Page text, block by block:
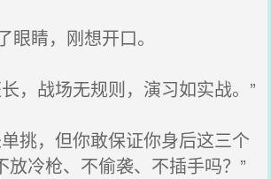
睛，刚想开口。
，战场无规则，演习如实战。”
挑，但你敢保证你身后这三个
放冷枪、不偷袭、不插手吗？”